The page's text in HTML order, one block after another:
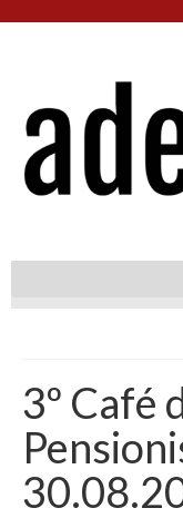
3º Café